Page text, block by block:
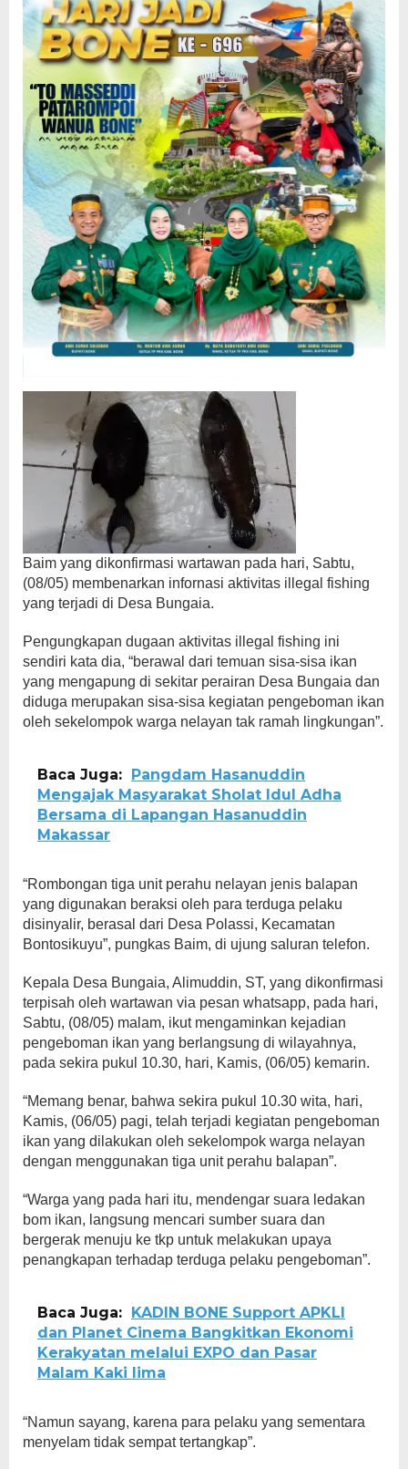
Baim yang dikonfirmasi wartawan pada hari, Sabtu,
(08/05) membenarkan infornasi aktivitas illegal fishing
yang terjadi di Desa Bungaia.
Pengungkapan dugaan aktivitas illegal fishing ini
sendiri kata dia, “berawal dari temuan sisa-sisa ikan
yang mengapung di sekitar perairan Desa Bungaia dan
diduga merupakan sisa-sisa kegiatan pengeboman ikan
oleh sekelompok warga nelayan tak ramah lingkungan”.
Baca Juga:
Pangdam Hasanuddin
Mengajak Masyarakat Sholat Idul Adha
Bersama di Lapangan Hasanuddin
Makassar
“Rombongan tiga unit perahu nelayan jenis balapan
yang digunakan beraksi oleh para terduga pelaku
disinyalir, berasal dari Desa Polassi, Kecamatan
Bontosikuyu”, pungkas Baim, di ujung saluran telefon.
Kepala Desa Bungaia, Alimuddin, ST, yang dikonfirmasi
terpisah oleh wartawan via pesan whatsapp, pada hari,
Sabtu, (08/05) malam, ikut mengaminkan kejadian
pengeboman ikan yang berlangsung di wilayahnya,
pada sekira pukul 10.30, hari, Kamis, (06/05) kemarin.
“Memang benar, bahwa sekira pukul 10.30 wita, hari,
Kamis, (06/05) pagi, telah terjadi kegiatan pengeboman
ikan yang dilakukan oleh sekelompok warga nelayan
dengan menggunakan tiga unit perahu balapan”.
“Warga yang pada hari itu, mendengar suara ledakan
bom ikan, langsung mencari sumber suara dan
bergerak menuju ke tkp untuk melakukan upaya
penangkapan terhadap terduga pelaku pengeboman”.
Baca Juga:
KADIN BONE Support APKLI
dan Planet Cinema Bangkitkan Ekonomi
Kerakyatan melalui EXPO dan Pasar
Malam Kaki lima
“Namun sayang, karena para pelaku yang sementara
menyelam tidak sempat tertangkap”.